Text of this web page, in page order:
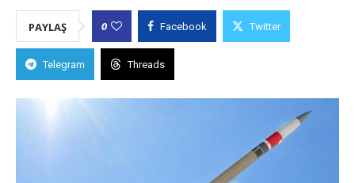
PAYLAŞ 0 Facebook Twitter
Telegram Threads